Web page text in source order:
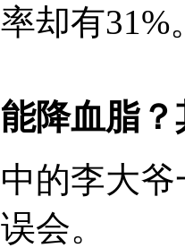
却有31%
降血脂
的李大
会。